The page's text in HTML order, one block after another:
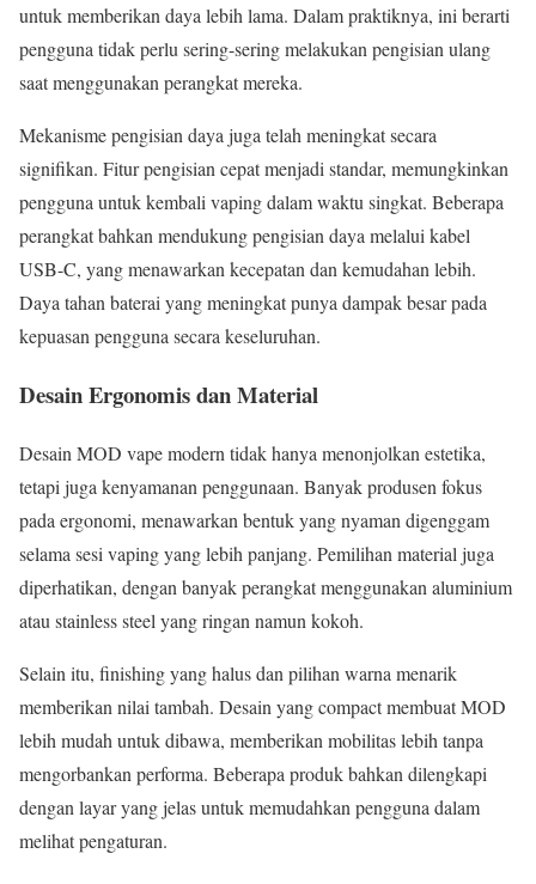
untuk memberikan daya lebih lama. Dalam praktiknya, ini berarti
pengguna tidak perlu sering-sering melakukan pengisian ulang
saat menggunakan perangkat mereka.
Mekanisme pengisian daya juga telah meningkat secara
signifikan. Fitur pengisian cepat menjadi standar, memungkinkan
pengguna untuk kembali vaping dalam waktu singkat. Beberapa
perangkat bahkan mendukung pengisian daya melalui kabel
USB-C, yang menawarkan kecepatan dan kemudahan lebih.
Daya tahan baterai yang meningkat punya dampak besar pada
kepuasan pengguna secara keseluruhan.
Desain Ergonomis dan Material
Desain MOD vape modern tidak hanya menonjolkan estetika,
tetapi juga kenyamanan penggunaan. Banyak produsen fokus
pada ergonomi, menawarkan bentuk yang nyaman digenggam
selama sesi vaping yang lebih panjang. Pemilihan material juga
diperhatikan, dengan banyak perangkat menggunakan aluminium
atau stainless steel yang ringan namun kokoh.
Selain itu, finishing yang halus dan pilihan warna menarik
memberikan nilai tambah. Desain yang compact membuat MOD
lebih mudah untuk dibawa, memberikan mobilitas lebih tanpa
mengorbankan performa. Beberapa produk bahkan dilengkapi
dengan layar yang jelas untuk memudahkan pengguna dalam
melihat pengaturan.